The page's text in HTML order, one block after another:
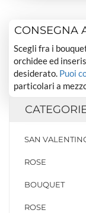
CONSEGNA
Scegli fra i
orchidee ed
desiderato. Puoi
particolari a
SAN
ROSE
BOUQUET
ROSE